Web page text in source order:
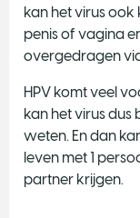
kan het virus
penis of vagina
overgedragen
HPV komt veel
kan het virus dus
weten. En dan
leven met 1
partner krijgen.